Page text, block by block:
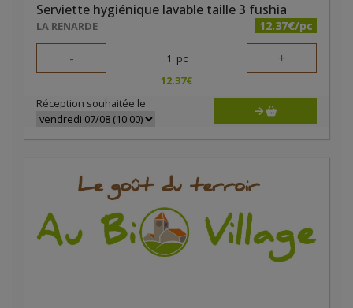
Serviette hygiénique lavable taille 3 fushia
LA RENARDE 12.37€/pc
- 1 pc +
12.37€
Réception souhaitée le